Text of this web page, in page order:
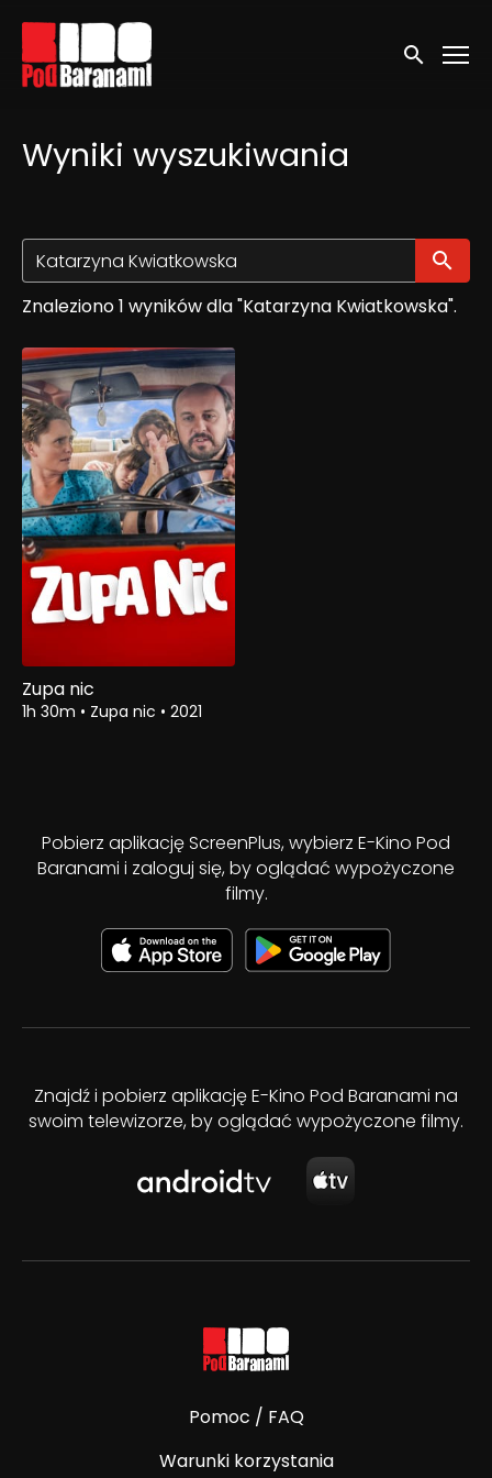
Linki ułatwień dostępu
Wyszukaj
Wyniki wyszukiwania
Znaleziono 1 wyników dla "Katarzyna Kwiatkowska".
Zupa nic
1h 30m • Zupa nic • 2021
Pobierz aplikację ScreenPlus, wybierz E-Kino Pod
Baranami i zaloguj się, by oglądać wypożyczone
filmy.
Znajdź i pobierz aplikację E-Kino Pod Baranami na
swoim telewizorze, by oglądać wypożyczone filmy.
Pomoc / FAQ
Warunki korzystania